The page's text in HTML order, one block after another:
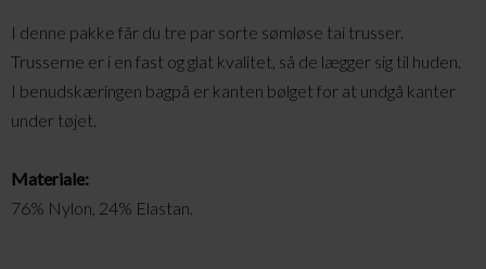
I denne pakke får du tre par sorte sømløse tai trusser.
Trusserne er i en fast og glat kvalitet, så de lægger sig til huden.
I benudskæringen bagpå er kanten bølget for at undgå kanter
under tøjet.
Materiale:
76% Nylon, 24% Elastan.